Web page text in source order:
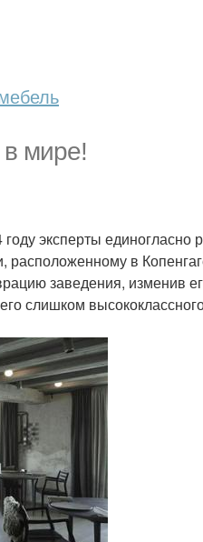
мире!
эксперты единогласно
расположенному в
заведения, изменив
слишком